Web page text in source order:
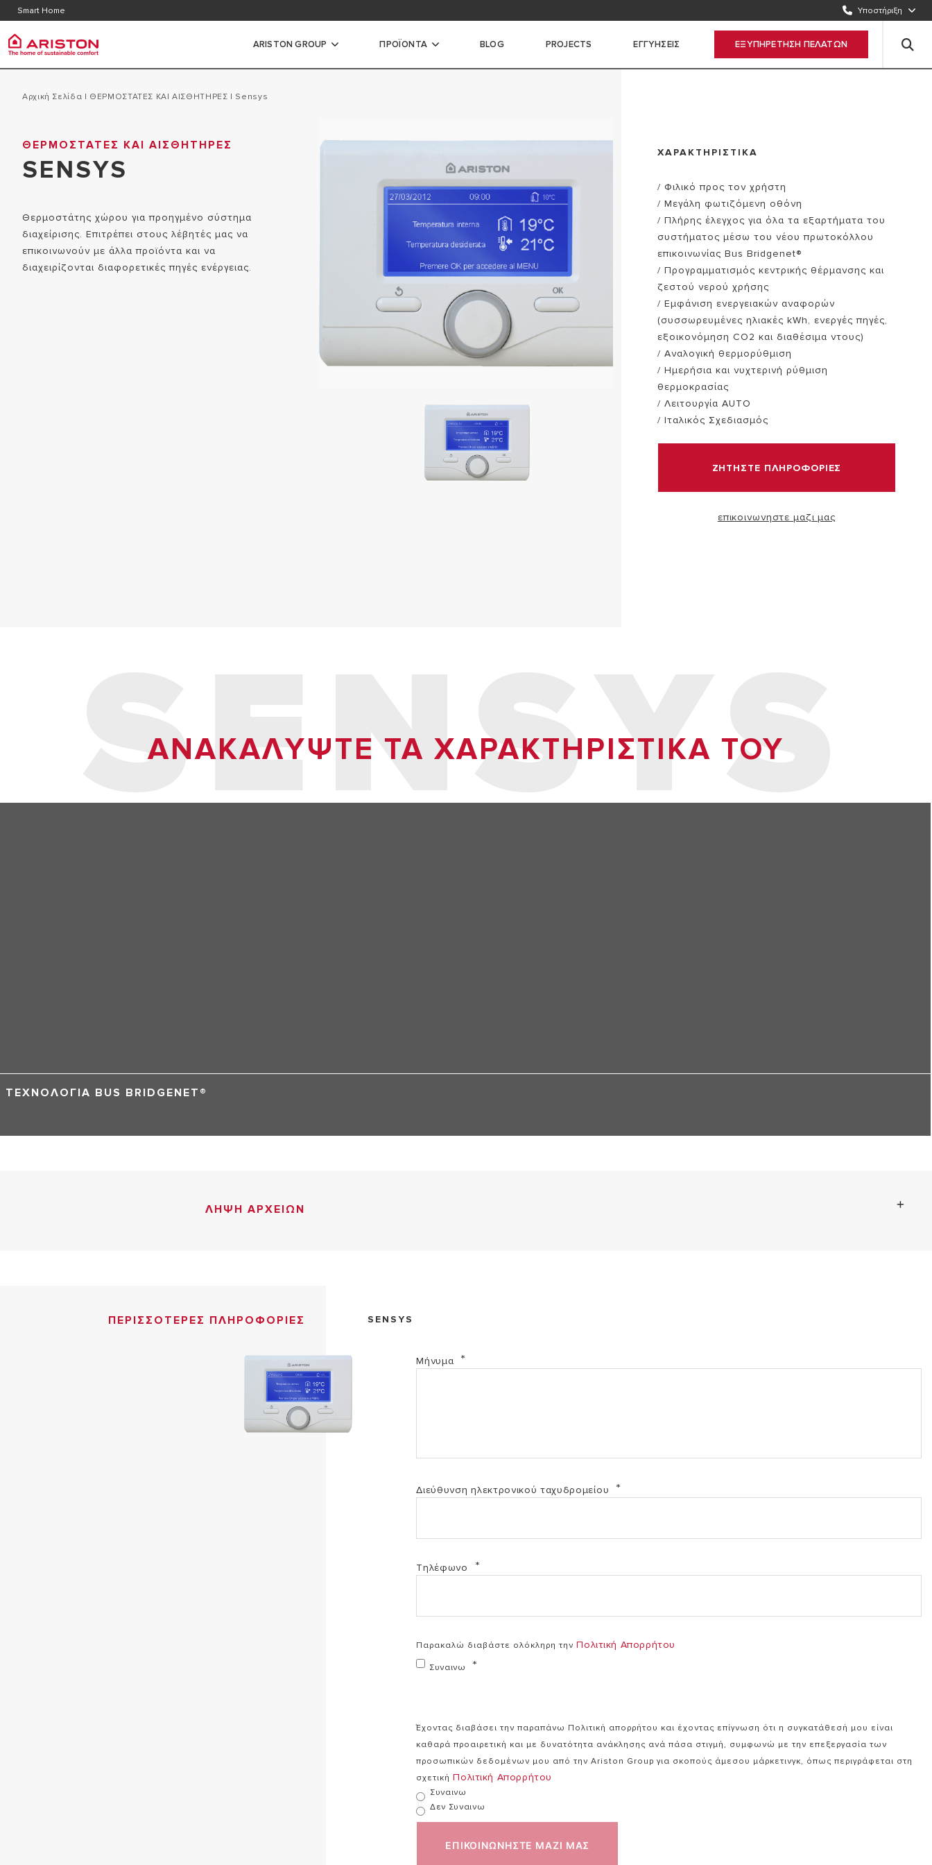
Smart Home Υποστήριξη
ARISTON GROUP
ARISTON GROUP
ΚΑΡΙΕΡΑ
ΑΝΑΚΑΛΥΨΤΕ
ΠΡΟΪΟΝΤΑ
ΚΑΤΗΓΟΡΙΕΣ ΠΡΟΪΟΝΤΩΝ
ΕΠΙΤΟΙΧΟΙ ΛΕΒΗΤΕΣ ΑΕΡΙΟΥ
ΑΝΤΛΙΕΣ ΘΕΡΜΟΤΗΤΑΣ
ΘΕΡΜΟΣΙΦΩΝΕΣ
ΚΛΙΜΑΤΙΣΜΟΣ
ΥΒΡΙΔΙΚΑ ΣΥΣΤΗΜΑΤΑ
ΕΠΙΤΟΙΧΟΙ ΛΕΒΗΤΕΣ
ΣΥΜΠΥΚΝΩΣΗΣ ΜΕΓΑΛΗΣ ΙΣΧΥΟΣ
ΟΛΑ ΤΑ ΜΟΝΤΕΛΑ ΤΗΣ ΚΑΤΗΓΟΡΙΑΣ ΕΠΙΤΟΙΧΟΙ ΛΕΒΗΤΕΣ ΑΕΡΙΟΥ
BLOG PROJECTS ΕΓΓΥΗΣΕΙΣ ΕΞΥΠΗΡΕΤΗΣΗ ΠΕΛΑΤΩΝ
Αρχική Σελίδα | ΘΕΡΜΟΣΤΑΤΕΣ ΚΑΙ ΑΙΣΘΗΤΗΡΕΣ | sensys
ΘΕΡΜΟΣΤΑΤΕΣ ΚΑΙ ΑΙΣΘΗΤΗΡΕΣ
SENSYS
Θερμοστάτης χώρου για προηγμένο σύστημα
διαχείρισης. Επιτρέπει στους λέβητές μας να
επικοινωνούν με άλλα προϊόντα και να
διαχειρίζονται διαφορετικές πηγές ενέργειας.
ΧΑΡΑΚΤΗΡΙΣΤΙΚΑ
/ Φιλικό προς τον χρήστη
/ Μεγάλη φωτιζόμενη οθόνη
/ Πλήρης έλεγχος για όλα τα εξαρτήματα του
συστήματος μέσω του νέου πρωτοκόλλου
επικοινωνίας Bus Bridgenet®
/ Προγραμματισμός κεντρικής θέρμανσης και
ζεστού νερού χρήσης
/ Εμφάνιση ενεργειακών αναφορών
(συσσωρευμένες ηλιακές kWh, ενεργές πηγές,
εξοικονόμηση CO2 και διαθέσιμα ντους)
/ Αναλογική θερμορύθμιση
/ Ημερήσια και νυχτερινή ρύθμιση
θερμοκρασίας
/ Λειτουργία AUTO
/ Ιταλικός Σχεδιασμός
ΖΗΤΗΣΤΕ ΠΛΗΡΟΦΟΡΙΕΣ
επικοινωνηστε μαζι μας
SENSYS
ΑΝΑΚΑΛYΨΤΕ ΤΑ ΧΑΡΑΚΤΗΡΙΣΤΙΚA ΤΟΥ
TEXNOΛOΓΙA BUS BRIDGENET®
ΛΗΨΗ ΑΡΧΕΙΩΝ
ΠΕΡΙΣΣΟΤΕΡΕΣ ΠΛΗΡΟΦΟΡΙΕΣ SENSYS
Mήνυμα
Διεύθυνση ηλεκτρονικού ταχυδρομείου
Τηλέφωνο
Παρακαλώ διαβάστε ολόκληρη τηνΠολιτική Απορρήτου
Συναινω
Έχοντας διαβάσει την παραπάνω Πολιτική απορρήτου και έχοντας επίγνωση ότι η συγκατάθεσή μου είναι
καθαρά προαιρετική και με δυνατότητα ανάκλησης ανά πάσα στιγμή, συμφωνώ με την επεξεργασία των
προσωπικών δεδομένων μου από την Ariston Group για σκοπούς άμεσου μάρκετινγκ, όπως περιγράφεται στη
σχετικήΠολιτική Απορρήτου
Συναινω
Δεν Συναινω
ΕΠΙΚΟΙΝΩΝΗΣΤΕ ΜΑΖΙ ΜΑΣ